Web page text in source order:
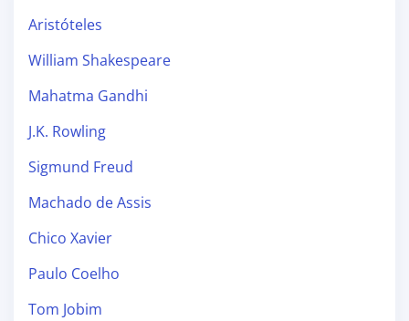
Aristóteles
William Shakespeare
Mahatma Gandhi
J.K. Rowling
Sigmund Freud
Machado de Assis
Chico Xavier
Paulo Coelho
Tom Jobim